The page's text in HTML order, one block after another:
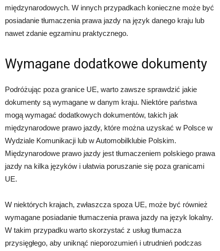
międzynarodowych. W innych przypadkach konieczne może być
posiadanie tłumaczenia prawa jazdy na język danego kraju lub
nawet zdanie egzaminu praktycznego.
Wymagane dodatkowe dokumenty
Podróżując poza granice UE, warto zawsze sprawdzić jakie
dokumenty są wymagane w danym kraju. Niektóre państwa
mogą wymagać dodatkowych dokumentów, takich jak
międzynarodowe prawo jazdy, które można uzyskać w Polsce w
Wydziale Komunikacji lub w Automobilklubie Polskim.
Międzynarodowe prawo jazdy jest tłumaczeniem polskiego prawa
jazdy na kilka języków i ułatwia poruszanie się poza granicami
UE.
W niektórych krajach, zwłaszcza spoza UE, może być również
wymagane posiadanie tłumaczenia prawa jazdy na język lokalny.
W takim przypadku warto skorzystać z usług tłumacza
przysięgłego, aby uniknąć nieporozumień i utrudnień podczas